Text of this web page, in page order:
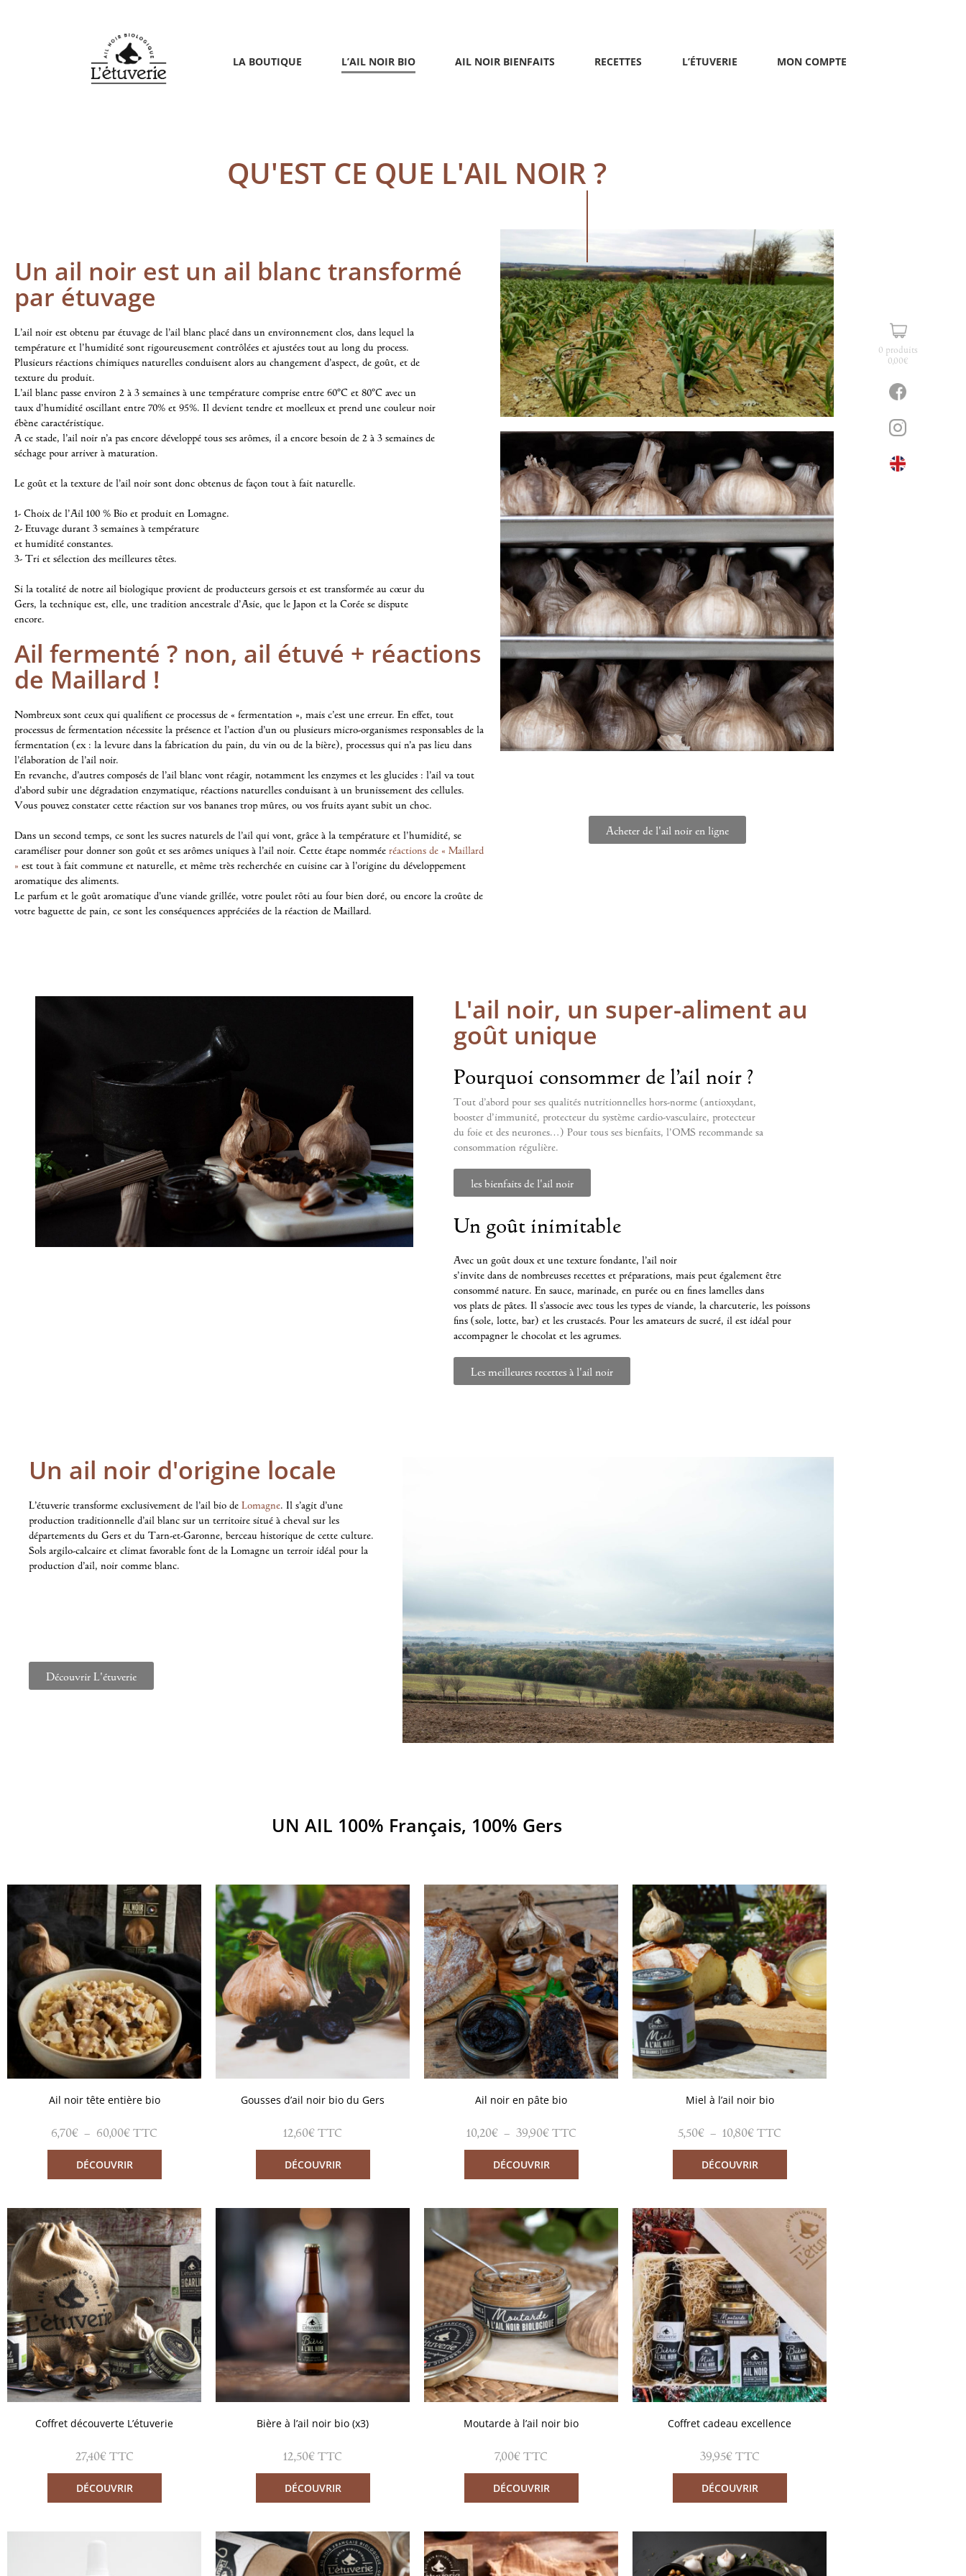
0 produits
0,00€
Passer
LA BOUTIQUE L’AIL NOIR BIO AIL NOIR BIENFAITS RECETTES L’ÉTUVERIE MON COMPTE
QU'EST CE QUE L'AIL NOIR ?
Un ail noir est un ail blanc transformé
par étuvage
L’ail noir est obtenu par étuvage de l’ail blanc placé dans un environnement clos, dans lequel la
température et l’humidité sont rigoureusement contrôlées et ajustées tout au long du process.
Plusieurs réactions chimiques naturelles conduisent alors au changement d’aspect, de goût, et de
texture du produit.
L’ail blanc passe environ 2 à 3 semaines à une température comprise entre 60°C et 80°C avec un
taux d’humidité oscillant entre 70% et 95%. Il devient tendre et moelleux et prend une couleur noir
ébène caractéristique.
A ce stade, l’ail noir n’a pas encore développé tous ses arômes, il a encore besoin de 2 à 3 semaines de
séchage pour arriver à maturation.
Le goût et la texture de l’ail noir sont donc obtenus de façon tout à fait naturelle.
1- Choix de l’Ail 100 % Bio et produit en Lomagne.
2- Etuvage durant 3 semaines à température
et humidité constantes.
3- Tri et sélection des meilleures têtes.
Si la totalité de notre ail biologique provient de producteurs gersois et est transformée au cœur du
Gers, la technique est, elle, une tradition ancestrale d’Asie, que le Japon et la Corée se dispute
encore.
Ail fermenté ? non, ail étuvé + réactions
de Maillard !
Nombreux sont ceux qui qualifient ce processus de « fermentation », mais c’est une erreur. En effet, tout
processus de fermentation nécessite la présence et l’action d’un ou plusieurs micro-organismes responsables de la
fermentation (ex : la levure dans la fabrication du pain, du vin ou de la bière), processus qui n’a pas lieu dans
l’élaboration de l’ail noir.
En revanche, d’autres composés de l’ail blanc vont réagir, notamment les enzymes et les glucides : l’ail va tout
d’abord subir une dégradation enzymatique, réactions naturelles conduisant à un brunissement des cellules.
Vous pouvez constater cette réaction sur vos bananes trop mûres, ou vos fruits ayant subit un choc.
Dans un second temps, ce sont les sucres naturels de l’ail qui vont, grâce à la température et l’humidité, se
caraméliser pour donner son goût et ses arômes uniques à l’ail noir. Cette étape nommée réactions de « Maillard
» est tout à fait commune et naturelle, et même très recherchée en cuisine car à l’origine du développement
aromatique des aliments.
Le parfum et le goût aromatique d’une viande grillée, votre poulet rôti au four bien doré, ou encore la croûte de
votre baguette de pain, ce sont les conséquences appréciées de la réaction de Maillard.
Acheter de l'ail noir en ligne
L'ail noir, un super-aliment au
goût unique
Pourquoi consommer de l’ail noir ?
Tout d’abord pour ses qualités nutritionnelles hors-norme (antioxydant,
booster d’immunité, protecteur du système cardio-vasculaire, protecteur
du foie et des neurones…) Pour tous ses bienfaits, l’OMS recommande sa
consommation régulière.
les bienfaits de l'ail noir
Un goût inimitable
Avec un goût doux et une texture fondante, l’ail noir
s’invite dans de nombreuses recettes et préparations, mais peut également être
consommé nature. En sauce, marinade, en purée ou en fines lamelles dans
vos plats de pâtes. Il s’associe avec tous les types de viande, la charcuterie, les poissons
fins (sole, lotte, bar) et les crustacés. Pour les amateurs de sucré, il est idéal pour
accompagner le chocolat et les agrumes.
Les meilleures recettes à l'ail noir
Un ail noir d'origine locale
L’étuverie transforme exclusivement de l’ail bio de Lomagne. Il s’agit d’une
production traditionnelle d’ail blanc sur un territoire situé à cheval sur les
départements du Gers et du Tarn-et-Garonne, berceau historique de cette culture.
Sols argilo-calcaire et climat favorable font de la Lomagne un terroir idéal pour la
production d’ail, noir comme blanc.
Découvrir L'étuverie
UN AIL 100% Français, 100% Gers
Ail noir tête entière bio
6,70€ – 60,00€TTC
DÉCOUVRIR
Gousses d’ail noir bio du Gers
12,60€TTC
DÉCOUVRIR
Ail noir en pâte bio
10,20€ – 39,90€ TTC
DÉCOUVRIR
Miel à l’ail noir bio
5,50€ – 10,80€TTC
DÉCOUVRIR
Coffret découverte L’étuverie
27,40€ TTC
DÉCOUVRIR
Bière à l’ail noir bio (x3)
12,50€TTC
DÉCOUVRIR
Moutarde à l’ail noir bio
7,00€TTC
DÉCOUVRIR
Coffret cadeau excellence
39,95€ TTC
DÉCOUVRIR